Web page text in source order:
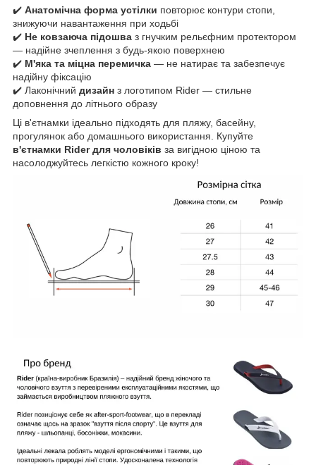
✔️ Анатомічна форма устілки повторює контури стопи,
знижуючи навантаження при ходьбі
✔️ Не ковзаюча підошва з гнучким рельєфним протектором
— надійне зчеплення з будь-якою поверхнею
✔️ М'яка та міцна перемичка — не натирає та забезпечує
надійну фіксацію
✔️ Лаконічний дизайн з логотипом Rider — стильне
доповнення до літнього образу
Ці в'єтнамки ідеально підходять для пляжу, басейну,
прогулянок або домашнього використання. Купуйте
в'єтнамки Rider для чоловіків за вигідною ціною та
насолоджуйтесь легкістю кожного кроку!